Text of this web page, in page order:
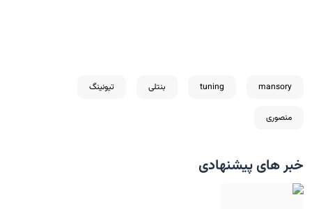
mansory
tuning بنتلی تیونینگ
منصوری
خبر های پیشنهادی